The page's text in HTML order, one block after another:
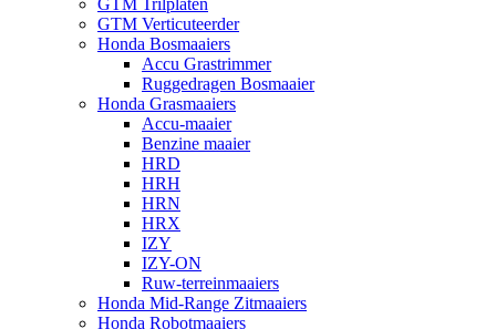
GTM Verticuteerder
Honda Bosmaaiers
Accu Grastrimmer
Ruggedragen Bosmaaier
Honda Grasmaaiers
Accu-maaier
Benzine maaier
HRD
HRH
HRN
HRX
IZY
IZY-ON
Ruw-terreinmaaiers
Honda Mid-Range Zitmaaiers
Honda Robotmaaiers